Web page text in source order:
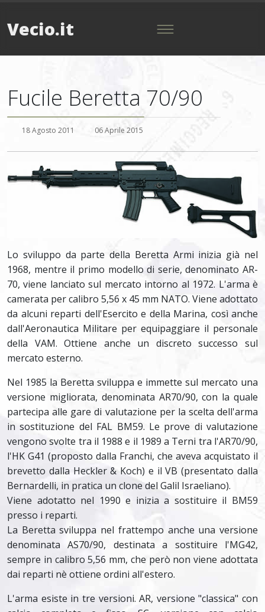
Vecio.it
Fucile Beretta 70/90
18 Agosto 2011 06 Aprile 2015
Lo sviluppo da parte della Beretta Armi inizia già nel
1968, mentre il primo modello di serie, denominato AR-
70, viene lanciato sul mercato intorno al 1972. L'arma è
camerata per calibro 5,56 x 45 mm NATO. Viene adottato
da alcuni reparti dell'Esercito e della Marina, così anche
dall'Aeronautica Militare per equipaggiare il personale
della VAM. Ottiene anche un discreto successo sul
mercato esterno.
Nel 1985 la Beretta sviluppa e immette sul mercato una
versione migliorata, denominata AR70/90, con la quale
partecipa alle gare di valutazione per la scelta dell'arma
in sostituzione del FAL BM59. Le prove di valutazione
vengono svolte tra il 1988 e il 1989 a Terni tra l'AR70/90,
l'HK G41 (proposto dalla Franchi, che aveva acquistato il
brevetto dalla Heckler & Koch) e il VB (presentato dalla
Bernardelli, in pratica un clone del Galil Israeliano).
Viene adotatto nel 1990 e inizia a sostituire il BM59
presso i reparti.
La Beretta sviluppa nel frattempo anche una versione
denominata AS70/90, destinata a sostituire l'MG42,
sempre in calibro 5,56 mm, che però non viene adottata
dai reparti nè ottiene ordini all'estero.
L'arma esiste in tre versioni. AR, versione "classica" con